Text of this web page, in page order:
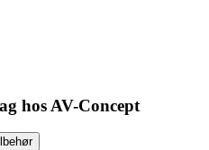
hos AV-Concept